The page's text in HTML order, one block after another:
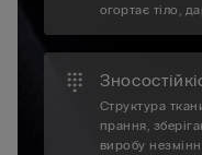
огортає тіло,
Структура
прання,
виробу